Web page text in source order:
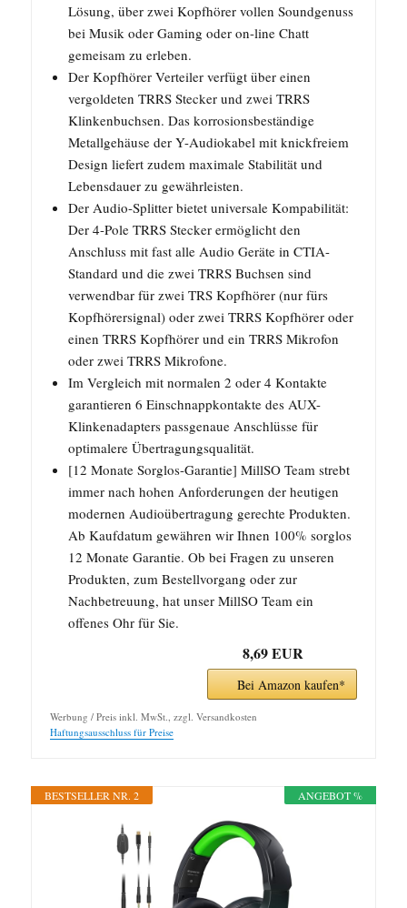
Lösung, über zwei Kopfhörer vollen Soundgenuss
bei Musik oder Gaming oder on-line Chatt
gemeisam zu erleben.
Der Kopfhörer Verteiler verfügt über einen
vergoldeten TRRS Stecker und zwei TRRS
Klinkenbuchsen. Das korrosionsbeständige
Metallgehäuse der Y-Audiokabel mit knickfreiem
Design liefert zudem maximale Stabilität und
Lebensdauer zu gewährleisten.
Der Audio-Splitter bietet universale Kompabilität:
Der 4-Pole TRRS Stecker ermöglicht den
Anschluss mit fast alle Audio Geräte in CTIA-
Standard und die zwei TRRS Buchsen sind
verwendbar für zwei TRS Kopfhörer (nur fürs
Kopfhörersignal) oder zwei TRRS Kopfhörer oder
einen TRRS Kopfhörer und ein TRRS Mikrofon
oder zwei TRRS Mikrofone.
Im Vergleich mit normalen 2 oder 4 Kontakte
garantieren 6 Einschnappkontakte des AUX-
Klinkenadapters passgenaue Anschlüsse für
optimalere Übertragungsqualität.
[12 Monate Sorglos-Garantie] MillSO Team strebt
immer nach hohen Anforderungen der heutigen
modernen Audioübertragung gerechte Produkten.
Ab Kaufdatum gewähren wir Ihnen 100% sorglos
12 Monate Garantie. Ob bei Fragen zu unseren
Produkten, zum Bestellvorgang oder zur
Nachbetreuung, hat unser MillSO Team ein
offenes Ohr für Sie.
8,69 EUR
Bei Amazon kaufen*
Werbung / Preis inkl. MwSt., zzgl. Versandkosten
Haftungsausschluss für Preise
ANGEBOT %
BESTSELLER NR. 2